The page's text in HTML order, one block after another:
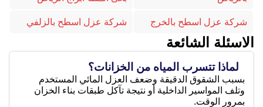
شركة عزل اسطح بالخرج شركة عزل اسطح بالزلفي
الاسئلة الشائعة
لماذا تتسرب المياه من الخزانات؟
بسبب الشقوق الدقيقة وضعف العزل المائي المستخدم
وتلف المواسير الداخلية أو نتيجة تآكل طبقات بناء الخزان
بمرور الوقت.